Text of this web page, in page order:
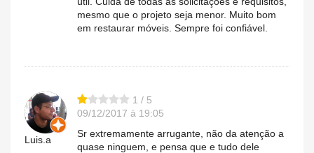
mesmo que o projeto seja menor. Muito bom
em restaurar móveis. Sempre foi confiável.
Luis.a
1 / 5
09/12/2017 à 19:05
Sr extremamente arrugante, não da atenção a
quase ninguem, e pensa que e tudo dele